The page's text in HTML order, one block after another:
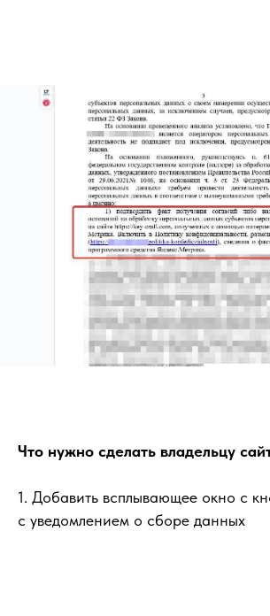
Что нужно сделать владельцу
1. Добавить всплывающее окно с
с уведомлением о сборе данных